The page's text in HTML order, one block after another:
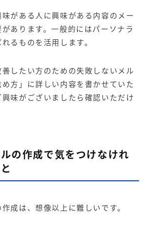
がある人に興味がある内容のメー
あります。一般的にはパーソナラ
るものを活用します。
したい方のための失敗しないメル
方 」に詳しい内容を書かせていた
味がございましたら確認いただけ
の作成で気をつけなけれ
成は、想像以上に難しいです。